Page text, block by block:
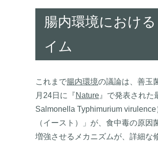
腸内環境におけ
イム
これまで腸内環境の議論は、善玉
月24日に『 Nature』で発表された
Salmonella Typhimurium
（イースト）」が、食中毒の原
増強させるメカニズムが、詳細な